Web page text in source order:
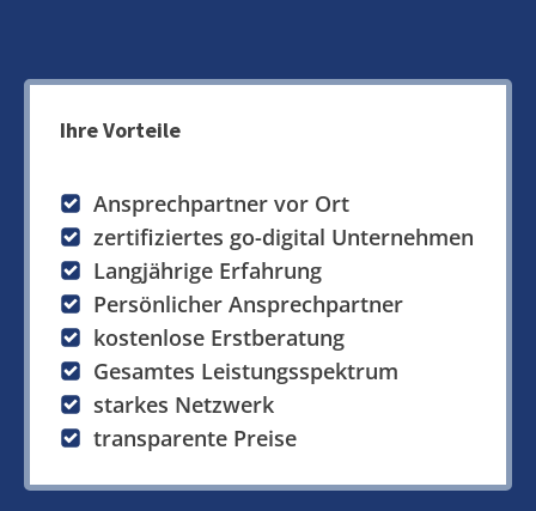
Ihre Vorteile
Ansprechpartner vor Ort
zertifiziertes go-digital Unternehmen
Langjährige Erfahrung
Persönlicher Ansprechpartner
kostenlose Erstberatung
Gesamtes Leistungsspektrum
starkes Netzwerk
transparente Preise